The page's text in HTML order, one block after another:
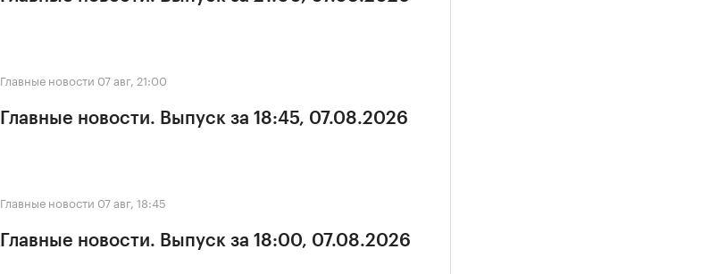
Главные новости 07 авг, 21:00
Главные новости. Выпуск за 18:45, 07.08.2026
Главные новости 07 авг, 18:45
Главные новости. Выпуск за 18:00, 07.08.2026